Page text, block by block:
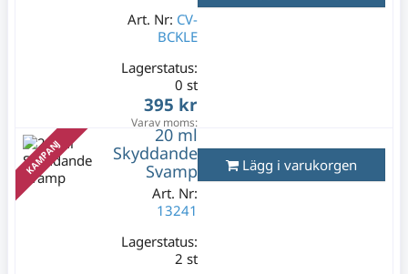
Art. Nr: CV-
BCKLE
Lagerstatus:
0 st
395 kr
Varav moms:
79 kr
KAMPANJ
20 ml
Skyddande
Svamp
Art. Nr:
13241
Lagerstatus:
2 st
Lägg i varukorgen